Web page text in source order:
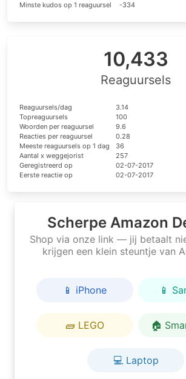
Minste kudos op 1 reaguursel
-334
10,433
Reaguursels
Reaguursels/dag
3.14
Topreaguursels
100
Woorden per reaguursel
9.6
Reacties per reaguursel
0.28
Meeste reaguursels op 1 dag
36
Aantal x weggejorist
257
Geregistreerd op
02-07-2017
Eerste reactie op
02-07-2017
Scherpe Amazon
Shop via onze link — jij betaalt
krijgen een klein steuntje van
📱 iPhone 📱
🧱 LEGO 🏠
💻 Laptop